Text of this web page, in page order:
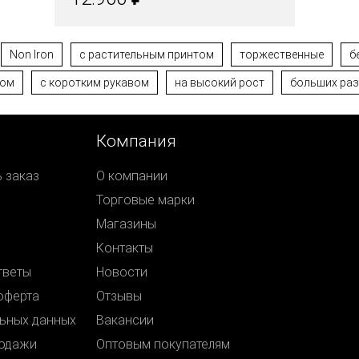
Non Iron с растительным принтом торжественные
с коротким рукавом на высокий рост больших
заказ
данных
Компания
О компании
Торговые марки
Магазины
Контакты
Новости
Отзывы
Вакансии
Оптовым покупателям